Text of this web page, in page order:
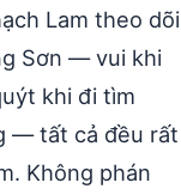
Lam theo dõi
Sơn — vui khi
khi đi tìm
— tất cả đều rất
Không phán